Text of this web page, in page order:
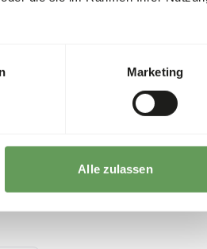
Marketing
Alle zulassen